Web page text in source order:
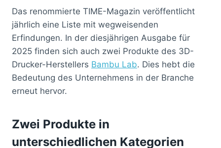
Das renommierte TIME-Magazin veröffentlicht
jährlich eine Liste mit wegweisenden
Erfindungen. In der diesjährigen Ausgabe für
2025 finden sich auch zwei Produkte des 3D-
Drucker-Herstellers Bambu Lab. Dies hebt die
Bedeutung des Unternehmens in der Branche
erneut hervor.
Zwei Produkte in
unterschiedlichen Kategorien